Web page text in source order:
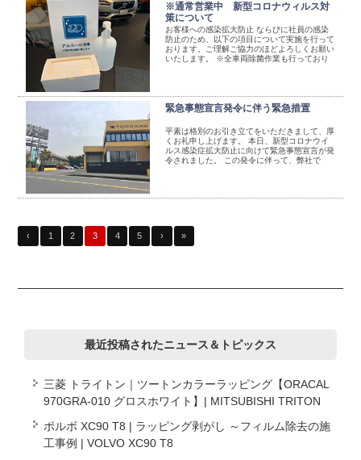
※通常営業中 新型コロナウィルス対
策について
お客様への感染拡大防止 ならびに社員の感染
防止のため、以下の項目について実施を行って
おります。ご理解ご協力のほどよろしくお願い
いたします。 ※全車両除菌作業も行っており
緊急事態宣言発令に伴う緊急措置
平素は格別のお引き立てをいただきまして、厚
くお礼申し上げます。 本日、新型コロナウイ
ルス感染症拡大防止に向けて緊急事態宣言が発
令されました。 この発令に伴って、弊社で
‹ 1 2 3 4 5 › »
最近投稿されたニュース＆トピックス
三菱 トライトン｜ツートンカラーラッピング【ORACAL
970GRA-010 グロスホワイト】| MITSUBISHI TRITON
ボルボ XC90 T8 | ラッピング剥がし ～フィルム除去の施
工事例 | VOLVO XC90 T8